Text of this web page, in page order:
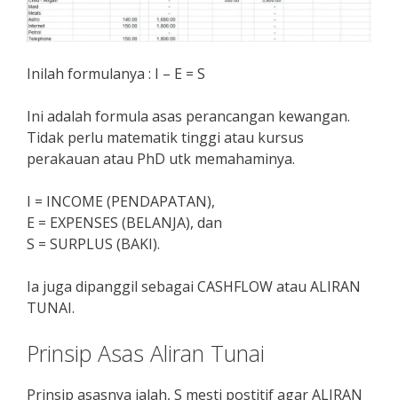
Inilah formulanya : I – E = S
Ini adalah formula asas perancangan kewangan.
Tidak perlu matematik tinggi atau kursus
perakauan atau PhD utk memahaminya.
I = INCOME (PENDAPATAN),
E = EXPENSES (BELANJA), dan
S = SURPLUS (BAKI).
Ia juga dipanggil sebagai CASHFLOW atau ALIRAN
TUNAI.
Prinsip Asas Aliran Tunai
Prinsip asasnya ialah, S mesti postitif agar ALIRAN